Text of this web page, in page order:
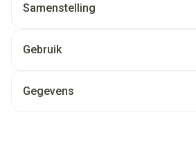
Samenstelling
Gebruik
Gegevens